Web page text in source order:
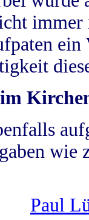
wie
Paul